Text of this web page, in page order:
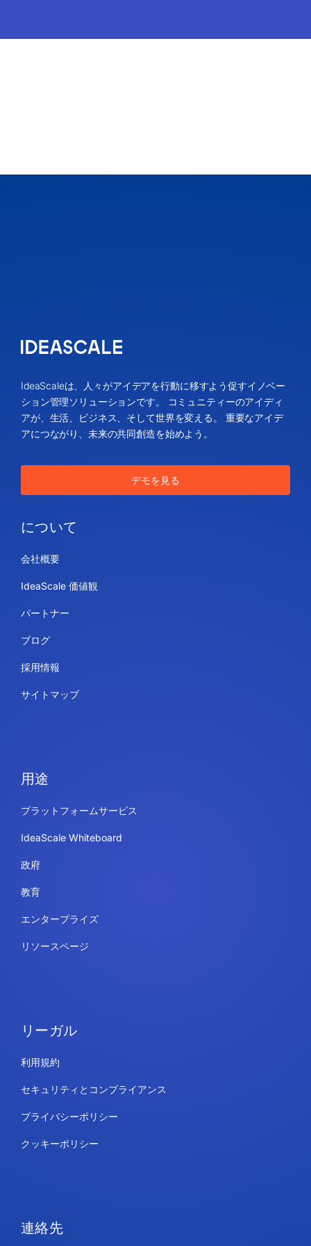
IdeaScaleは、人々がアイデアを行動に移すよう促すイノベー
ション管理ソリューションです。 コミュニティーのアイディ
アが、生活、ビジネス、そして世界を変える。 重要なアイデ
アにつながり、未来の共同創造を始めよう。
デモを見る
について
会社概要
IdeaScale 価値観
パートナー
ブログ
採用情報
サイトマップ
用途
プラットフォームサービス
IdeaScale Whiteboard
政府
教育
エンタープライズ
リソースページ
リーガル
利用規約
セキュリティとコンプライアンス
プライバシーポリシー
クッキーポリシー
連絡先